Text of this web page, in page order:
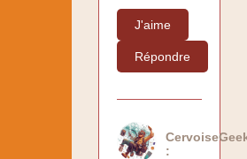
J'aime
Répondre
: